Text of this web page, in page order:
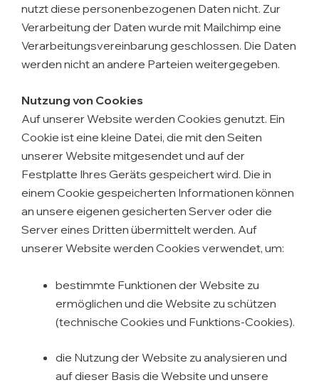
nutzt diese personenbezogenen Daten nicht. Zur
Verarbeitung der Daten wurde mit Mailchimp eine
Verarbeitungsvereinbarung geschlossen. Die Daten
werden nicht an andere Parteien weitergegeben.
Nutzung von Cookies
Auf unserer Website werden Cookies genutzt. Ein
Cookie ist eine kleine Datei, die mit den Seiten
unserer Website mitgesendet und auf der
Festplatte Ihres Geräts gespeichert wird. Die in
einem Cookie gespeicherten Informationen können
an unsere eigenen gesicherten Server oder die
Server eines Dritten übermittelt werden. Auf
unserer Website werden Cookies verwendet, um:
bestimmte Funktionen der Website zu
ermöglichen und die Website zu schützen
(technische Cookies und Funktions-Cookies).
die Nutzung der Website zu analysieren und
auf dieser Basis die Website und unsere